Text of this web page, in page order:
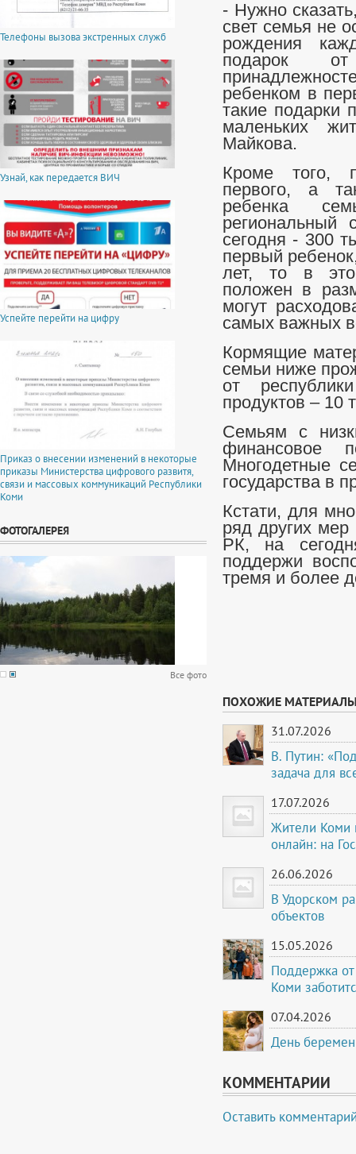
Телефоны вызова экстренных служб
Узнай, как передается ВИЧ
Успейте перейти на цифру
Приказ о внесении изменений в некоторые
приказы Министерства цифрового развитя,
связи и массовых коммуникаций Республики
Коми
ФОТОГАЛЕРЕЯ
Все фото
- Нужно
свет семья не
рождения
подарок
ребенком в
такие подарки
маленьких
Майкова.
Кроме того,
первого, а
ребенка
региональный
сегодня - 300
первый
лет, то в
положен в
могут
самых важных
Кормящие
семьи ниже
от
продуктов – 10
Семьям с
финансовое
Многодетные
государства в
Кстати, для
ряд других
РК, на
поддержи
тремя и более
ПОХОЖИЕ
31.07.2026
В. Путин:
задача для
17.07.2026
Жители Коми
онлайн: на
26.06.2026
В Удорском
объектов
15.05.2026
Поддержка
Коми
07.04.2026
День
КОММЕНТАРИИ
Оставить